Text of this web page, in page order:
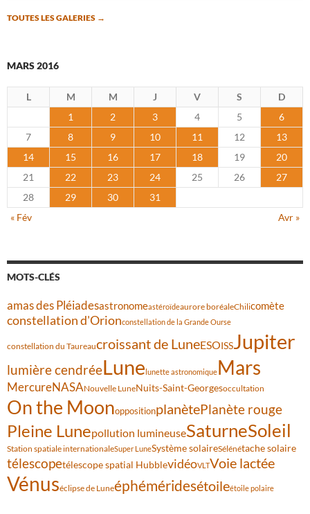
TOUTES LES GALERIES →
MARS 2016
L M M J V S
D
1
2 3 4 5
6
7
8 9 10 11 12
13
14
15 16 17 18 19
20
21
22 23 24 25 26
27
28
29 30
31
« Fév
Avr »
MOTS-CLÉS
amas des Pléiadesastronomeastéroïdeaurore boréaleChilicomète
constellation d'Orionconstellation de la Grande Ourse
constellation du Taureaucroissant de LuneESOISSJupiter
lumière cendréeLunelunette astronomiqueMars
MercureNASANouvelle LuneNuits-Saint-Georgesoccultation
On the MoonoppositionplanètePlanète rouge
Pleine Lunepollution lumineuseSaturneSoleil
Station spatiale internationaleSuper LuneSystème solaireSélénétache solaire
télescopetélescope spatial HubblevidéoVLTVoie lactée
Vénuséclipse de Luneéphéméridesétoileétoile polaire